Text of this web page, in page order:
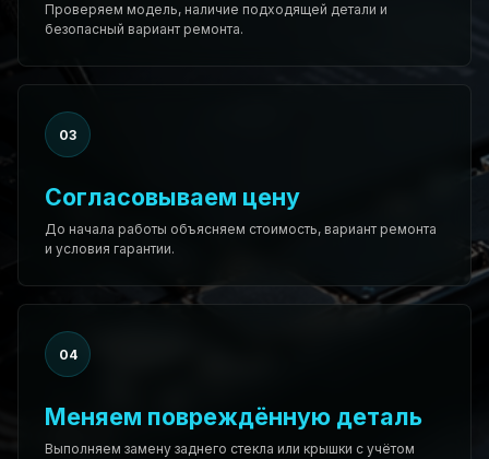
Проверяем модель, наличие подходящей детали и
безопасный вариант ремонта.
03
Согласовываем цену
До начала работы объясняем стоимость, вариант ремонта
и условия гарантии.
04
Меняем повреждённую деталь
Выполняем замену заднего стекла или крышки с учётом